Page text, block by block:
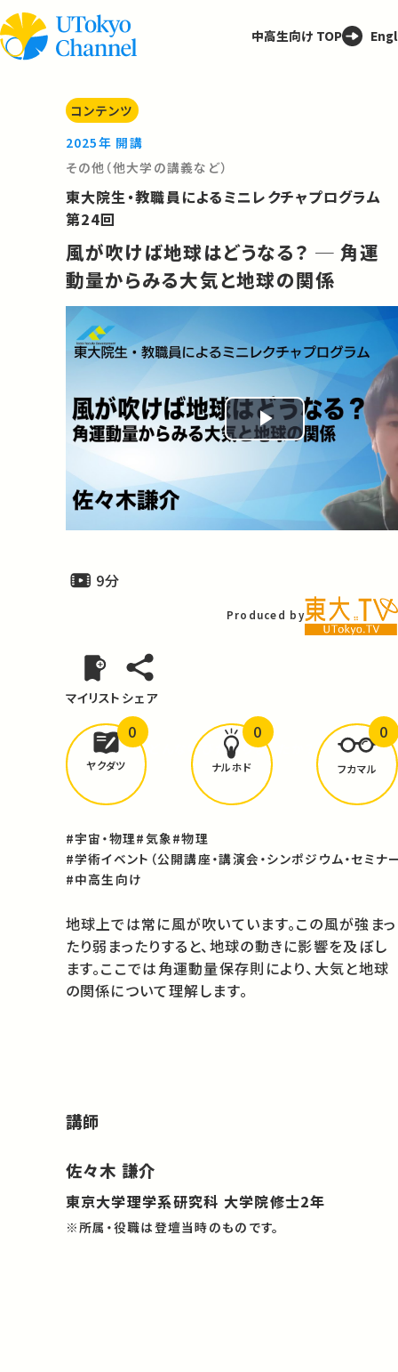
中高生向け TOP
コンテンツ
2025年 開講
その他（他大学の講義など）
東大院生・教職員によるミニレクチャプログラム
第24回
風が吹けば地球はどうなる？ ─ 角運
動量からみる大気と地球の関係
Play
Video
9分
Produced by
マイリスト シェア
どんな学びがありましたか？
ヤクダツ
0
ナルホド
0
フカマル
0
#宇宙・物理#気象#物理
#学術イベント（公開講座・講演会・シンポジウム・セミナ
#中高生向け
地球上では常に風が吹いています。この風が強まっ
たり弱まったりすると、地球の動きに影響を及ぼし
ます。ここでは角運動量保存則により、大気と地球
の関係について理解します。
講師
佐々木 謙介
東京大学理学系研究科 大学院修士2年
※所属・役職は登壇当時のものです。